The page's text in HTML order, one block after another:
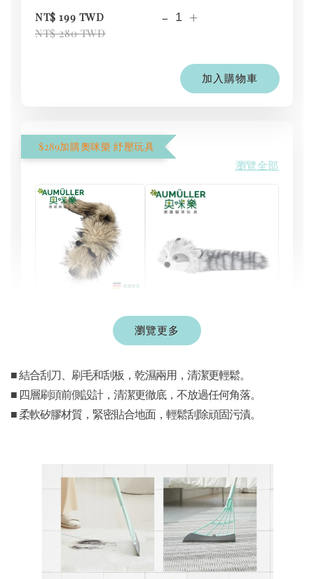
NT$ 199 TWD
NT$ 280 TWD
- +
加入購物車
$289加購奧咪樂 紓壓玩具
瀏覽全部
Aumüller 奧咪樂
｜貓草纈草根玩具
NT$ 289 TWD
NT$ 300 TWD
- +
德國 Aumüller 奧咪樂
玩具
NT$ 289 TWD
NT$ 300 TWD
-
加入購物車
+119加購greenies 健綠貓貓潔牙餅
瀏覽更多
■ 結合刮刀、刷毛和刮板，乾濕兩用，清潔更輕鬆。
■ 四層刷頭前側設計，清潔更徹底，不放過任何角落。
■ 柔軟矽膠材質，緊密貼合地面，輕鬆刮除頑固污漬。